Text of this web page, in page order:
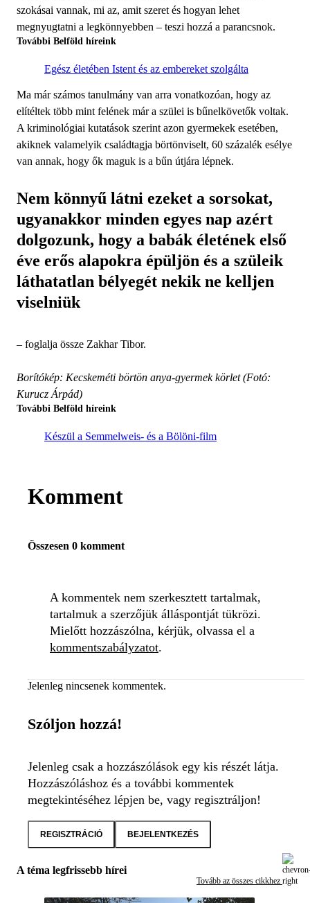
szokásai vannak, mi az, amit szeret és hogyan lehet
megnyugtatni a legkönnyebben – teszi hozzá a parancsnok.
További Belföld híreink
Egész életében Istent és az embereket szolgálta
Ma már számos tanulmány van arra vonatkozóan, hogy az
elítéltek több mint felének már a szülei is bűnelkövetők voltak.
A kriminológiai kutatások szerint azon gyermekek esetében,
akiknek valamelyik családtagja börtönviselt, 60 százalék esélye
van annak, hogy ők maguk is a bűn útjára lépnek.
Nem könnyű látni ezeket a sorsokat,
ugyanakkor minden egyes nap azért
dolgozunk, hogy a babák életének első
éve erős alapokra épüljön és a szüleik
láthatatlan bélyegét nekik ne kelljen
viselniük
– foglalja össze Zakhar Tibor.
Borítókép: Kecskeméti börtön anya-gyermek körlet (Fotó:
Kurucz Árpád)
További Belföld híreink
Készül a Semmelweis- és a Bölöni-film
Komment
Összesen 0 komment
A kommentek nem szerkesztett tartalmak,
tartalmuk a szerzőjük álláspontját tükrözi.
Mielőtt hozzászólna, kérjük, olvassa el a
kommentszabályzatot.
Jelenleg nincsenek kommentek.
Szóljon hozzá!
Jelenleg csak a hozzászólások egy kis részét látja.
Hozzászóláshoz és a további kommentek
megtekintéséhez lépjen be, vagy regisztráljon!
REGISZTRÁCIÓ BEJELENTKEZÉS
A téma legfrissebb hírei
Tovább az összes cikkhez